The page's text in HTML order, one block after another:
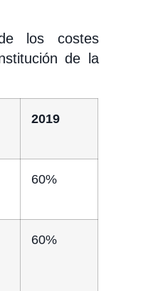
los costes
de la
2019
60%
60%